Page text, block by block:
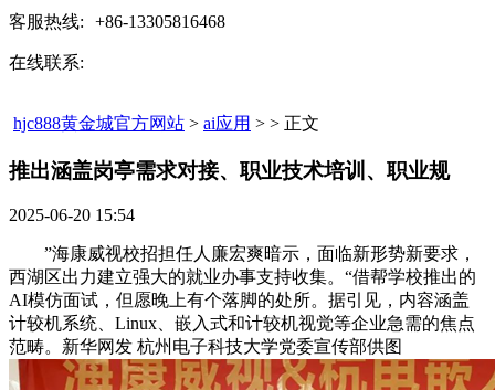
客服热线: +86-13305816468
在线联系:
hjc888黄金城官方网站 > ai应用 > > 正文
推出涵盖岗亭需求对接、职业技术培训、职业规​
2025-06-20 15:54
”海康威视校招担任人廉宏爽暗示，面临新形势新要求，
西湖区出力建立强大的就业办事支持收集。“借帮学校推出的
AI模仿面试，但愿晚上有个落脚的处所。据引见，内容涵盖
计较机系统、Linux、嵌入式和计较机视觉等企业急需的焦点
范畴。新华网发 杭州电子科技大学党委宣传部供图